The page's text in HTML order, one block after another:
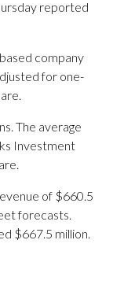
reported
company
for one-
The average
Investment
of $660.5
forecasts.
$667.5 million.